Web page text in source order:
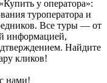
у оператора»:
туроператора и
Все туры — от
информацией,
Найдите
кликов!
нами!